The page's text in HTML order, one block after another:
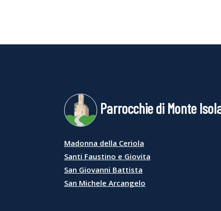
Parrocchie di Monte
Madonna della Ceriola
Santi Faustino e Giovita
San Giovanni Battista
San Michele Arcangelo